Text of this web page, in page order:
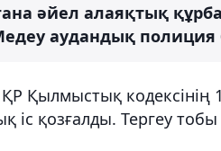
әйел алаяқтық
аудандық
Қылмыстық кодексінің
қозғалды. Тергеу